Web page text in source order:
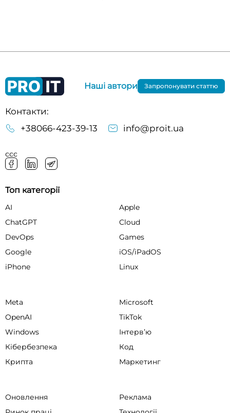
Контакти:
+38066-423-39-13
info@proit.ua
ссс
Наші автори Запропонувати статтю
Топ категорії
AI
Apple
ChatGPT
Cloud
DevOps
Games
Google
iOS/iPadOS
iPhone
Linux
Meta
Microsoft
OpenAI
TikTok
Windows
Інтервʼю
Кібербезпека
Код
Крипта
Маркетинг
Оновлення
Реклама